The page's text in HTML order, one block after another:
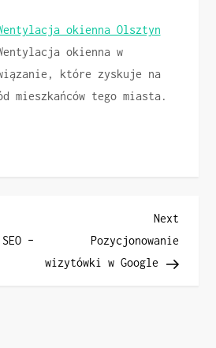
okienna Olsztyn
okienna w
które zyskuje na
mieszkańców tego miasta.
–
Next
Post
Next
Pozycjonowanie
wizytówki w Google